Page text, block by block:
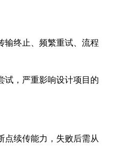
输终止、频繁重试、流程
试，严重影响设计项目的
点续传能力，失败后需从